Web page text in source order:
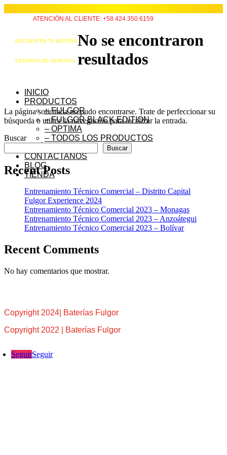
ATENCIÓN AL CLIENTE: +58 424 350 6159
ENCUENTRA TU BATERÍA
CENTROS DE SERVICIO
INICIO
PRODUCTOS
– FULGOR
– FULGOR BLACK EDITION
– OPTIMA
– TODOS LOS PRODUCTOS
CONTÁCTANOS
BLOG
TIENDA
No se encontraron
resultados
La página solicitada no pudo encontrarse. Trate de perfeccionar su
búsqueda o utilice la navegación para localizar la entrada.
Buscar
Buscar
Recent Posts
Entrenamiento Técnico Comercial – Distrito Capital
Fulgor Experience 2024
Entrenamiento Técnico Comercial 2023 – Monagas
Entrenamiento Técnico Comercial 2023 – Anzoátegui
Entrenamiento Técnico Comercial 2023 – Bolívar
Recent Comments
No hay comentarios que mostrar.
Copyright 2024| Baterías Fulgor
Copyright 2022 | Baterías Fulgor
SeguirSeguir